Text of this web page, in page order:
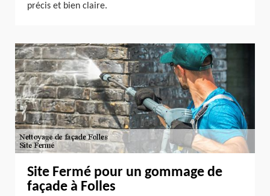
précis et bien claire.
Site Fermé pour un gommage de
façade à Folles